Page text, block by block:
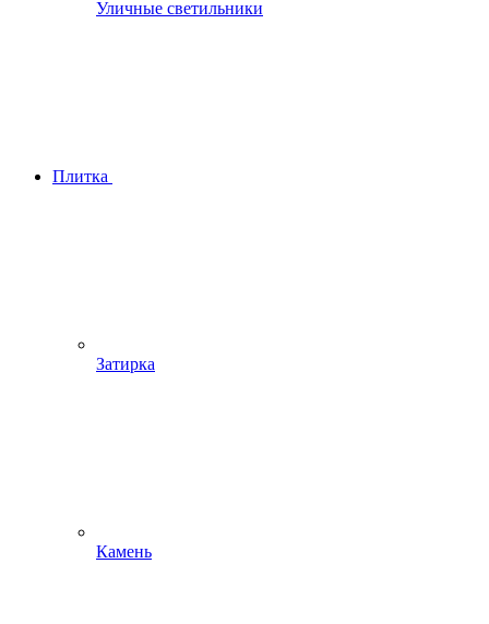
Уличные светильники
Плитка
Затирка
Камень